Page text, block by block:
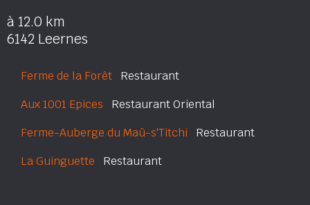
à 12.0 km
6142 Leernes
Ferme de la Forêt Restaurant
Aux 1001 Epices Restaurant Oriental
Ferme-Auberge du Maû-s'Titchi Restaurant
La Guinguette Restaurant